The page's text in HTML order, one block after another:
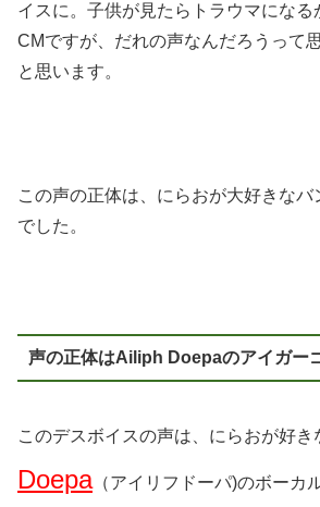
イスに。子供が見たらトラウマになる
CMですが、だれの声なんだろうって
と思います。
この声の正体は、にらおが大好きな
でした。
声の正体はAiliph Doepaのアイガー
このデスボイスの声は、にらおが好き
Doepa（アイリフドーパ)のボーカ